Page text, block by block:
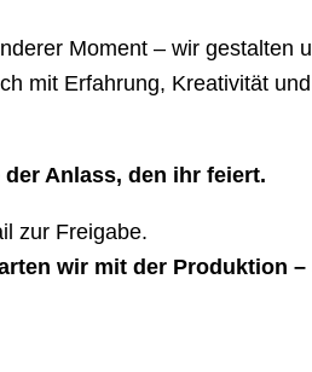
Moment – wir
mit Erfahrung, Kreativität
Anlass, den ihr feiert.
zur Freigabe.
wir mit der Produktion